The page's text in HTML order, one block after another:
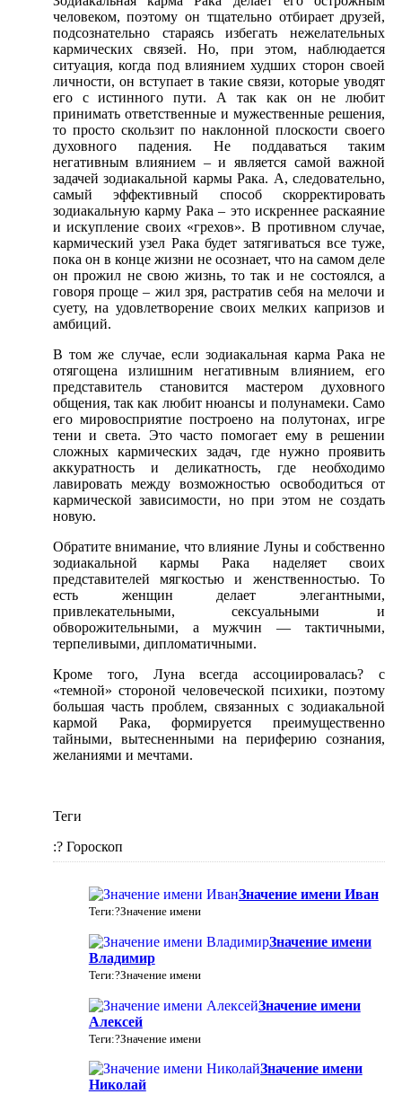
человеком, поэтому он тщательно отбирает друзей,
подсознательно стараясь избегать нежелательных
кармических связей. Но, при этом, наблюдается
ситуация, когда под влиянием худших сторон своей
личности, он вступает в такие связи, которые уводят
его с истинного пути. А так как он не любит
принимать ответственные и мужественные решения,
то просто скользит по наклонной плоскости своего
духовного падения. Не поддаваться таким
негативным влиянием – и является самой важной
задачей зодиакальной кармы Рака. А, следовательно,
самый эффективный способ скорректировать
зодиакальную карму Рака – это искреннее раскаяние
и искупление своих «грехов». В противном случае,
кармический узел Рака будет затягиваться все туже,
пока он в конце жизни не осознает, что на самом деле
он прожил не свою жизнь, то так и не состоялся, а
говоря проще – жил зря, растратив себя на мелочи и
суету, на удовлетворение своих мелких капризов и
амбиций.
В том же случае, если зодиакальная карма Рака не
отягощена излишним негативным влиянием, его
представитель становится мастером духовного
общения, так как любит нюансы и полунамеки. Само
его мировосприятие построено на полутонах, игре
тени и света. Это часто помогает ему в решении
сложных кармических задач, где нужно проявить
аккуратность и деликатность, где необходимо
лавировать между возможностью освободиться от
кармической зависимости, но при этом не создать
новую.
Обратите внимание, что влияние Луны и собственно
зодиакальной кармы Рака наделяет своих
представителей мягкостью и женственностью. То
есть женщин делает элегантными,
привлекательными, сексуальными и
обворожительными, а мужчин — тактичными,
терпеливыми, дипломатичными.
Кроме того, Луна всегда ассоциировалась? с
«темной» стороной человеческой психики, поэтому
большая часть проблем, связанных с зодиакальной
кармой Рака, формируется преимущественно
тайными, вытесненными на периферию сознания,
желаниями и мечтами.
Теги
:? Гороскоп
Значение имени Иван
Теги:?Значение имени
Значение имени
Владимир
Теги:?Значение имени
Значение имени
Алексей
Теги:?Значение имени
Значение имени
Николай